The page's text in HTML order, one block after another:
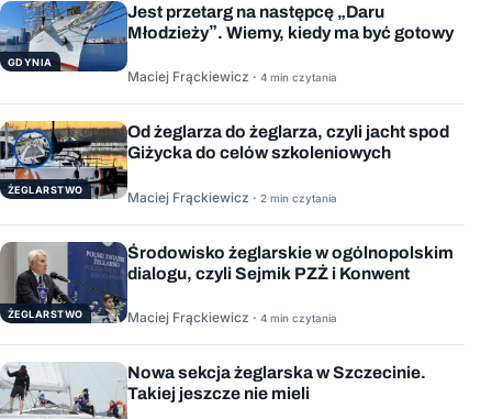
GDYNIA
Jest przetarg na następcę „Daru
Młodzieży”. Wiemy, kiedy ma być gotowy
Maciej Frąckiewicz · 4 min czytania
ŻEGLARSTWO
Od żeglarza do żeglarza, czyli jacht spod
Giżycka do celów szkoleniowych
Maciej Frąckiewicz · 2 min czytania
ŻEGLARSTWO
Środowisko żeglarskie w ogólnopolskim
dialogu, czyli Sejmik PZŻ i Konwent
Maciej Frąckiewicz · 4 min czytania
Nowa sekcja żeglarska w Szczecinie.
Takiej jeszcze nie mieli